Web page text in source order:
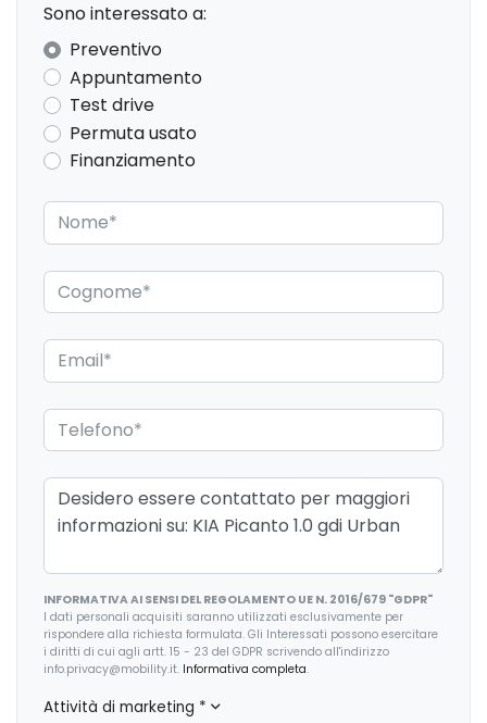
ESC / Electronic Stability Control
Fari alogeni
Fari con accensione automatica
Garanzie
Illuminazione bagagliaio
Kit riparazione pneumatici / tirefit
Limitatore di velocità
Pacchetto sicurezza
Paraurti in tinta
Partenza in salita assistita
Personalizzazioni Linea e Stile
Poggiatesta anteriori regolabili
Poggiatesta posteriori regolabili
Sono interessato a:
Preventivo
Appuntamento
Test drive
Permuta usato
Finanziamento
INFORMATIVA AI SENSI DEL REGOLAMENTO UE N. 2016/679 "GDPR"
I dati personali acquisiti saranno utilizzati esclusivamente per
rispondere alla richiesta formulata. Gli Interessati possono esercitare
i diritti di cui agli artt. 15 - 23 del GDPR scrivendo all'indirizzo
info.privacy@mobility.it. Informativa completa.
Attività di marketing *